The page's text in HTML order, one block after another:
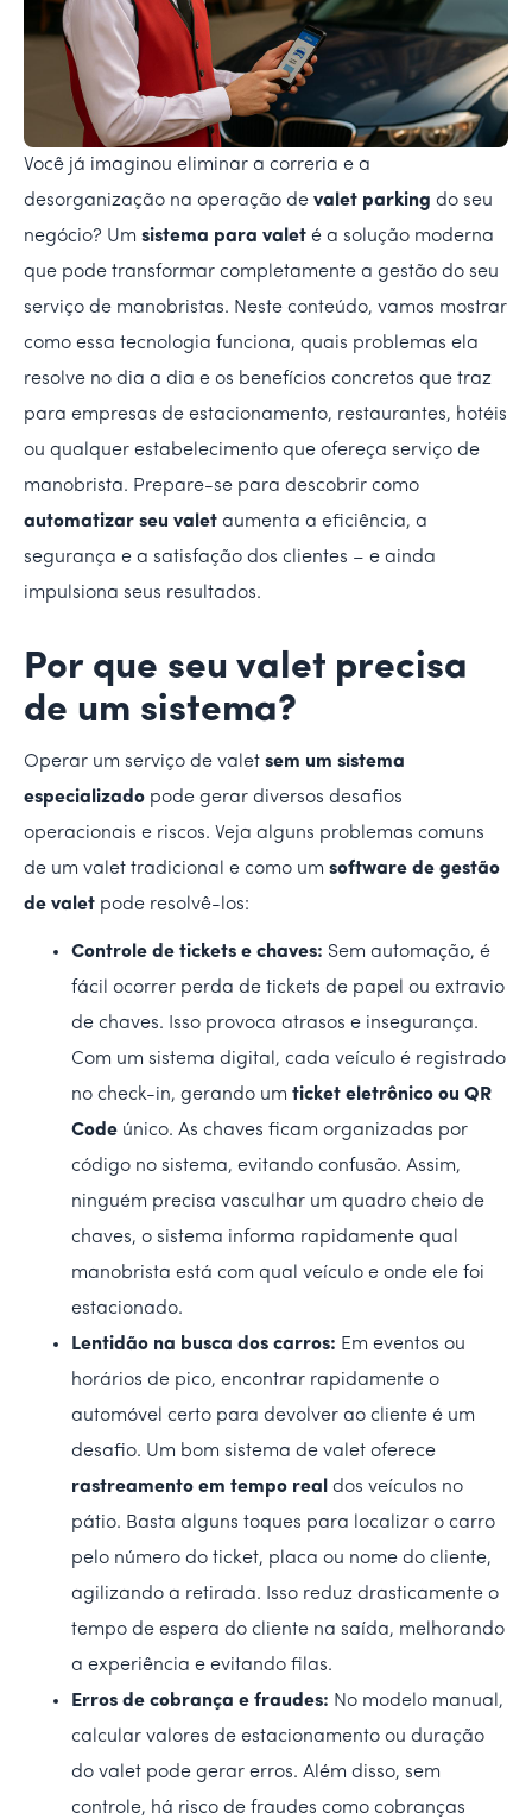
Você já imaginou eliminar a correria e a
desorganização na operação de valet parking do seu
negócio? Um sistema para valet é a solução moderna
que pode transformar completamente a gestão do seu
serviço de manobristas. Neste conteúdo, vamos mostrar
como essa tecnologia funciona, quais problemas ela
resolve no dia a dia e os benefícios concretos que traz
para empresas de estacionamento, restaurantes, hotéis
ou qualquer estabelecimento que ofereça serviço de
manobrista. Prepare-se para descobrir como
automatizar seu valet aumenta a eficiência, a
segurança e a satisfação dos clientes – e ainda
impulsiona seus resultados.
Por que seu valet precisa
de um sistema?
Operar um serviço de valet sem um sistema
especializado pode gerar diversos desafios
operacionais e riscos. Veja alguns problemas comuns
de um valet tradicional e como um software de gestão
de valet pode resolvê-los:
Controle de tickets e chaves: Sem automação, é
fácil ocorrer perda de tickets de papel ou extravio
de chaves. Isso provoca atrasos e insegurança.
Com um sistema digital, cada veículo é registrado
no check-in, gerando um ticket eletrônico ou QR
Code único. As chaves ficam organizadas por
código no sistema, evitando confusão. Assim,
ninguém precisa vasculhar um quadro cheio de
chaves, o sistema informa rapidamente qual
manobrista está com qual veículo e onde ele foi
estacionado.
Lentidão na busca dos carros: Em eventos ou
horários de pico, encontrar rapidamente o
automóvel certo para devolver ao cliente é um
desafio. Um bom sistema de valet oferece
rastreamento em tempo real dos veículos no
pátio. Basta alguns toques para localizar o carro
pelo número do ticket, placa ou nome do cliente,
agilizando a retirada. Isso reduz drasticamente o
tempo de espera do cliente na saída, melhorando
a experiência e evitando filas.
Erros de cobrança e fraudes: No modelo manual,
calcular valores de estacionamento ou duração
do valet pode gerar erros. Além disso, sem
controle, há risco de fraudes como cobranças